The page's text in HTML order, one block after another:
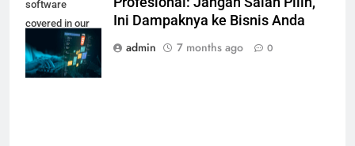
software
covered in our
Web Designing
Course
Ini Dampaknya ke Bisnis Anda
admin
7 months ago 0